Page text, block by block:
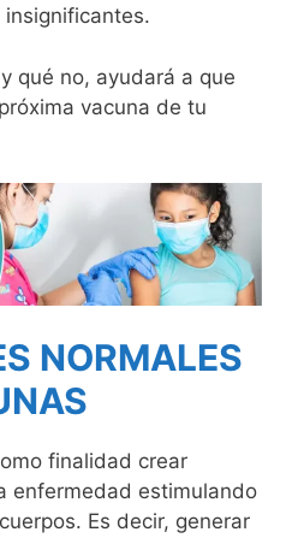
qué no, ayudará a que
vacuna de tu
NORMALES
finalidad crear
enfermedad estimulando
Es decir, generar